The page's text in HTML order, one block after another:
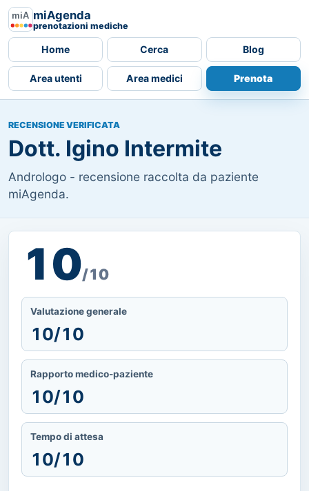
miAgenda
prenotazioni mediche
Home Cerca Blog
Area utenti Area medici Prenota
RECENSIONE VERIFICATA
Dott. Igino Intermite
Andrologo - recensione raccolta da paziente
miAgenda.
10/10
Valutazione generale
10/10
Rapporto medico-paziente
10/10
Tempo di attesa
10/10